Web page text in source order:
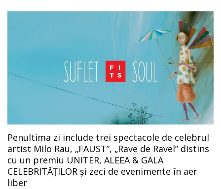
Penultima zi include trei spectacole de celebrul
artist Milo Rau, „FAUST”, „Rave de Ravel” distins
cu un premiu UNITER, ALEEA & GALA
CELEBRITĂȚILOR și zeci de evenimente în aer
liber